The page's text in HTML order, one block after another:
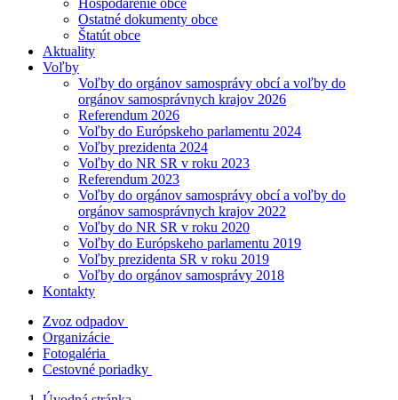
Hospodárenie obce
Ostatné dokumenty obce
Štatút obce
Aktuality
Voľby
Voľby do orgánov samosprávy obcí a voľby do
orgánov samosprávnych krajov 2026
Referendum 2026
Voľby do Európskeho parlamentu 2024
Voľby prezidenta 2024
Voľby do NR SR v roku 2023
Referendum 2023
Voľby do orgánov samosprávy obcí a voľby do
orgánov samosprávnych krajov 2022
Voľby do NR SR v roku 2020
Voľby do Európskeho parlamentu 2019
Voľby prezidenta SR v roku 2019
Voľby do orgánov samosprávy 2018
Kontakty
Zvoz odpadov
Organizácie
Fotogaléria
Cestovné poriadky